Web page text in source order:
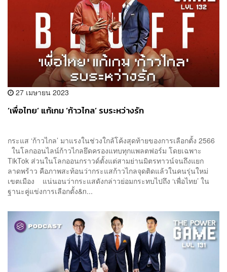
27 เมษายน 2023
‘เพื่อไทย’ แก้เกม ‘ก้าวไกล’ รบระหว่างรัก
กระแส ‘ก้าวไกล’ มาแรงในช่วงใกล้โค้งสุดท้ายของการเลือกตั้ง 2566
ในโลกออนไลน์ก้าวไกลยึดครองแทบทุกแพลตฟอร์ม โดยเฉพาะ
TikTok ส่วนในโลกออนกราวด์ตั้งแต่สามย่านมิตรทาวน์จนถึงแยก
ลาดพร้าว คือภาพสะท้อนว่ากระแสก้าวไกลจุดติดแล้วในคนรุ่นใหม่
เขตเมือง แน่นอนว่ากระแสดังกล่าวย่อมกระทบไปถึง ‘เพื่อไทย’ ใน
ฐานะคู่แข่งการเลือกตั้ง&n...